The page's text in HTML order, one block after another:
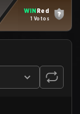
WIN Red
1 Votos